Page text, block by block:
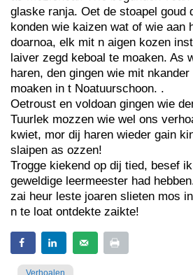
glaske ranja. Oet de stoapel goud
konden wie kaizen wat of wie aan
doarnoa, elk mit n aigen kozen
laiver zegd keboal te moaken. As
haren, den gingen wie mit
moaken in t Noatuurschoon. .
Oetroust en voldoan gingen wie
Tuurlek mozzen wie wel ons
kwiet, mor dij haren wieder gain
slaipen as ozzen!
Trogge kiekend op dij tied, besef
geweldige leermeester had
zai heur leste joaren slieten mos
n te loat ontdekte zaikte!
Verhoalen